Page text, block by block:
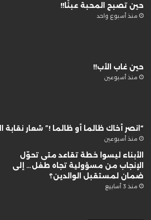
حين تصبح المحبة عبئًا!!
منذ أسبوع واحد
حين غاب الأب!!
منذ أسبوعين
“انصر أخاك ظالما أو ظالما !” شعار نقابة
منذ أسبوعين
الأبناء ليسوا خطة تقاعد متى تحوّل
الإنجاب من مسؤولية تجاه طفل… إلى
ضمان لمستقبل الوالدين؟
منذ 3 أسابيع